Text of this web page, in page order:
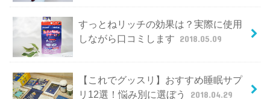
すっとねリッチの効果は？実際に使用
しながら口コミします 2018.05.09
【これでグッスリ】おすすめ睡眠サプ
リ12選！悩み別に選ぼう
2018.04.29